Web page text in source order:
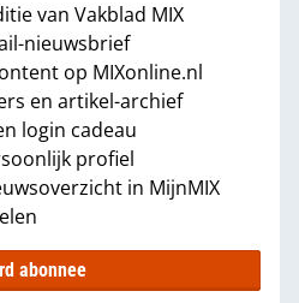
van Vakblad MIX
nieuwsbrief
op MIXonline.nl
en artikel-archief
login cadeau
profiel
in MijnMIX
abonnee